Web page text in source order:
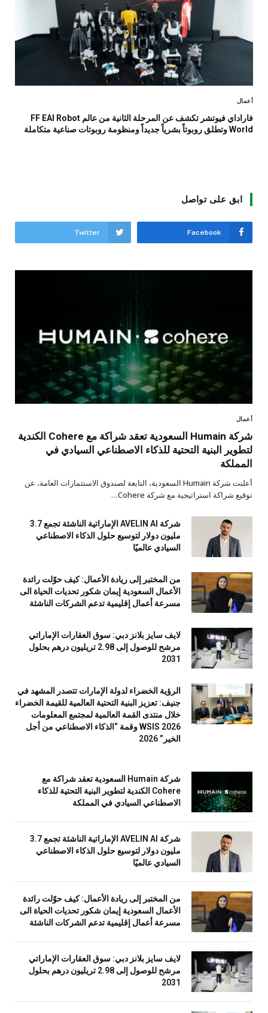
أعمال
فاراداي فيوتشر تكشف عن المرحلة الثانية من عالم FF EAI Robot
World وتطلق روبوتاً بشرياً جديداً ومنظومة روبوتات صناعية متكاملة
ابق على تواصل
Facebook
Twitter
أعمال
شركة Humain السعودية تعقد شراكة مع Cohere الكندية
لتطوير البنية التحتية للذكاء الاصطناعي السيادي في
المملكة
أعلنت شركة Humain السعودية، التابعة لصندوق الاستثمارات العامة، عن
توقيع شراكة استراتيجية مع شركة Cohere…
شركة AVELIN AI الإماراتية الناشئة تجمع 3.7
مليون دولار لتوسيع حلول الذكاء الاصطناعي
السيادي عالميًا
من المختبر إلى ريادة الأعمال: كيف حوّلت رائدة
الأعمال السعودية إيمان شكور تحديات الحياة الى
مسرعة أعمال إقليمية تدعم الشركات الناشئة
لايف سايز بلانز دبي: سوق العقارات الإماراتي
مرشح للوصول إلى 2.98 تريليون درهم بحلول
2031
الرؤية الخضراء لدولة الإمارات تتصدر المشهد في
جنيف: تعزيز البنية التحتية العالمية للقيمة الخضراء
خلال منتدى القمة العالمية لمجتمع المعلومات
WSIS 2026 وقمة “الذكاء الاصطناعي من أجل
الخير” 2026
شركة Humain السعودية تعقد شراكة مع
Cohere الكندية لتطوير البنية التحتية للذكاء
الاصطناعي السيادي في المملكة
شركة AVELIN AI الإماراتية الناشئة تجمع 3.7
مليون دولار لتوسيع حلول الذكاء الاصطناعي
السيادي عالميًا
من المختبر إلى ريادة الأعمال: كيف حوّلت رائدة
الأعمال السعودية إيمان شكور تحديات الحياة الى
مسرعة أعمال إقليمية تدعم الشركات الناشئة
لايف سايز بلانز دبي: سوق العقارات الإماراتي
مرشح للوصول إلى 2.98 تريليون درهم بحلول
2031